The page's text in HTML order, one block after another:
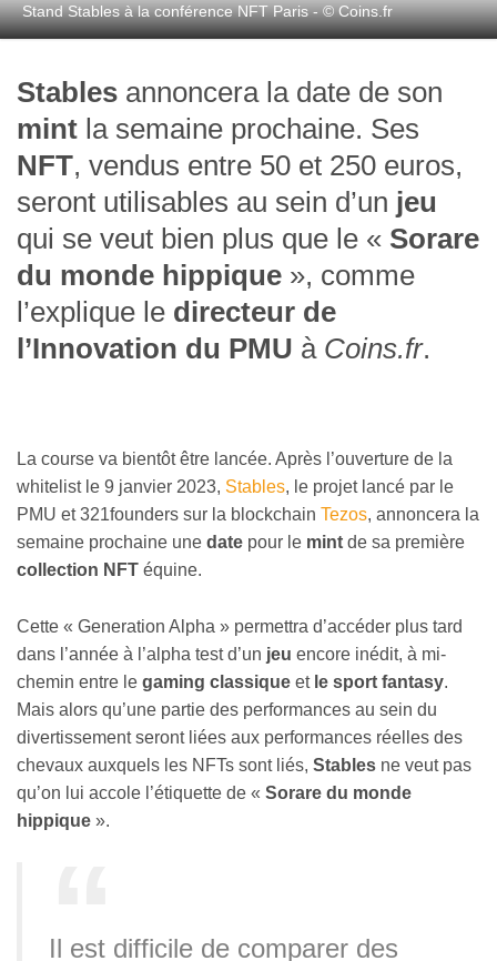
Stand Stables à la conférence NFT Paris - © Coins.fr
Stables annoncera la date de son
mint la semaine prochaine. Ses
NFT, vendus entre 50 et 250 euros,
seront utilisables au sein d’un jeu
qui se veut bien plus que le « Sorare
du monde hippique », comme
l’explique le directeur de
l’Innovation du PMU à Coins.fr.
La course va bientôt être lancée. Après l’ouverture de la
whitelist le 9 janvier 2023, Stables, le projet lancé par le
PMU et 321founders sur la blockchain Tezos, annoncera la
semaine prochaine une date pour le mint de sa première
collection NFT équine.
Cette « Generation Alpha » permettra d’accéder plus tard
dans l’année à l’alpha test d’un jeu encore inédit, à mi-
chemin entre le gaming classique et le sport fantasy.
Mais alors qu’une partie des performances au sein du
divertissement seront liées aux performances réelles des
chevaux auxquels les NFTs sont liés, Stables ne veut pas
qu’on lui accole l’étiquette de « Sorare du monde
hippique ».
Il est difficile de comparer des